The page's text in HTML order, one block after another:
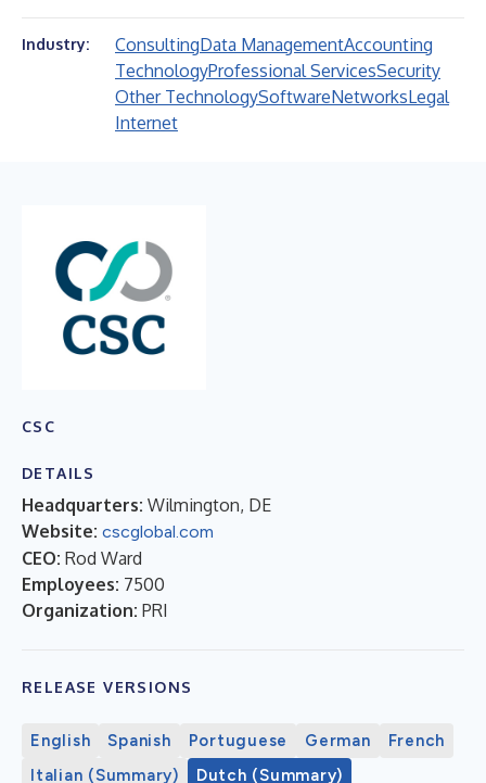
Industry: ConsultingData ManagementAccounting
TechnologyProfessional ServicesSecurity
Other TechnologySoftwareNetworksLegal
Internet
CSC
DETAILS
Headquarters: Wilmington, DE
Website: cscglobal.com
CEO: Rod Ward
Employees: 7500
Organization: PRI
RELEASE VERSIONS
English Spanish Portuguese German
French
Italian (Summary)
Dutch (Summary)